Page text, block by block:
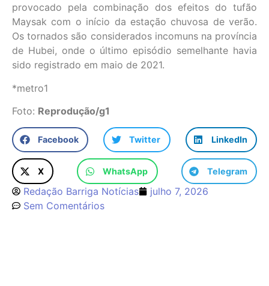
provocado pela combinação dos efeitos do tufão
Maysak com o início da estação chuvosa de verão.
Os tornados são considerados incomuns na província
de Hubei, onde o último episódio semelhante havia
sido registrado em maio de 2021.
*metro1
Foto: Reprodução/g1
Facebook Twitter LinkedIn
X WhatsApp Telegram
Redação Barriga Notícias
julho 7, 2026
Sem Comentários